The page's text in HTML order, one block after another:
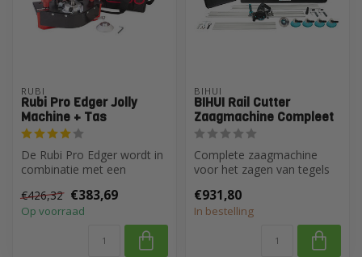
RUBI
Rubi Pro Edger Jolly
Machine + Tas
De Rubi Pro Edger wordt in
combinatie met een
gebruikt ...
€426,32 €383,69
Op voorraad
BIHUI
BIHUI Rail Cutter
Zaagmachine Compleet
Complete zaagmachine
voor het zagen van tegels
compleet en p...
€931,80
In bestelling